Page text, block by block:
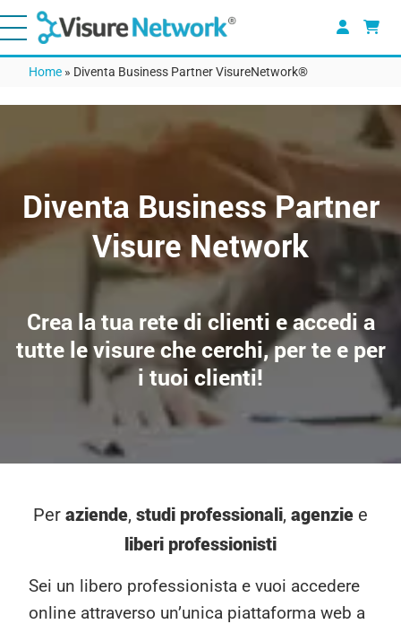
Home » Diventa Business Partner VisureNetwork®
Diventa Business Partner
Visure Network
Crea la tua rete di clienti e accedi a
tutte le visure che cerchi, per te e per
i tuoi clienti!
Per aziende, studi professionali, agenzie e
liberi professionisti
Sei un libero professionista e vuoi accedere
online attraverso un’unica piattaforma web a